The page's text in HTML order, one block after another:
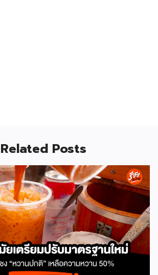
Related Posts